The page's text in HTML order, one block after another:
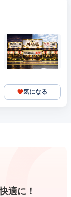
気になる
適に！